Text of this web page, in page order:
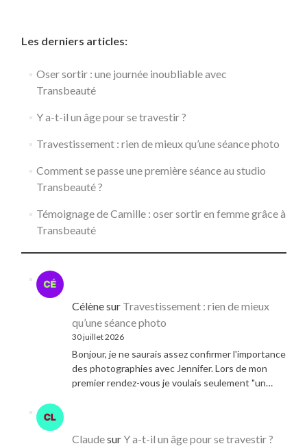
Les derniers articles:
Oser sortir : une journée inoubliable avec
Transbeauté
Y a-t-il un âge pour se travestir ?
Travestissement : rien de mieux qu’une séance photo
Comment se passe une première séance au studio
Transbeauté ?
Témoignage de Camille : oser sortir en femme grâce à
Transbeauté
Célènesur Travestissement : rien de mieux
qu’une séance photo
30 juillet 2026
Bonjour, je ne saurais assez confirmer l'importance
des photographies avec Jennifer. Lors de mon
premier rendez-vous je voulais seulement "un…
ClaudesurY a-t-il un âge pour se travestir ?